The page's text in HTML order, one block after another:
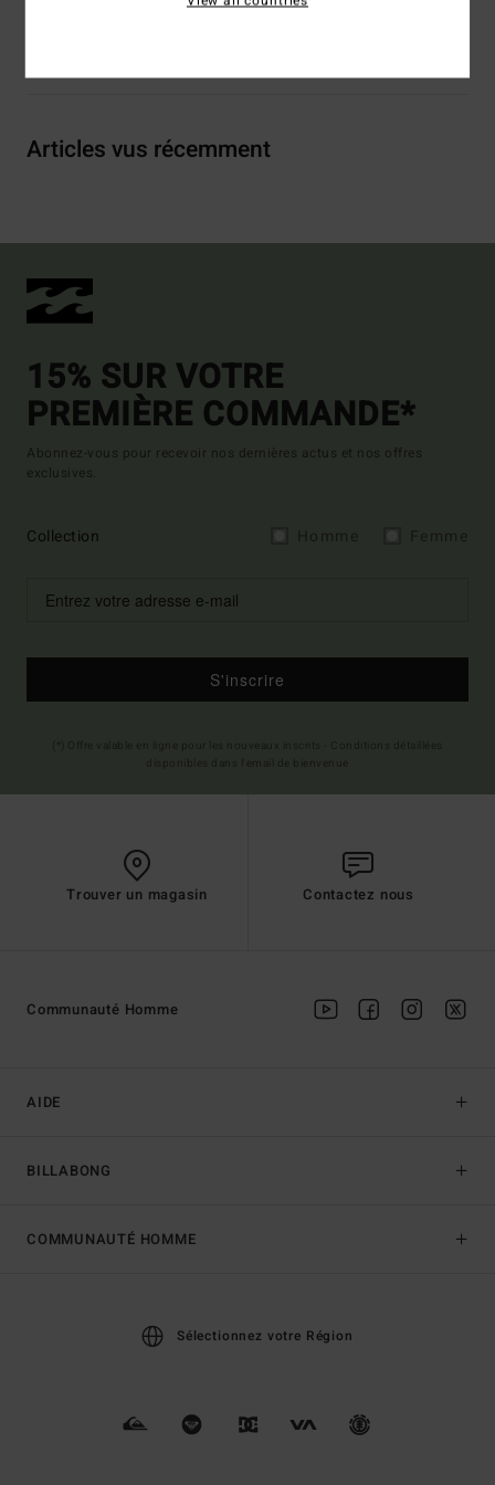
Articles vus récemment
15% SUR VOTRE
PREMIÈRE COMMANDE*
Abonnez-vous pour recevoir nos dernières actus et nos offres
exclusives.
Collection
S'inscrire
Trouver un magasin Contactez nous
AIDE
BILLABONG
Communauté Homme
COMMUNAUTÉ HOMME
Sélectionnez votre Région